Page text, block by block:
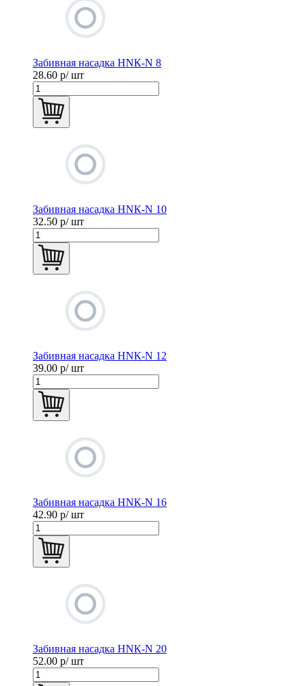
Забивная насадка HNК-N 8
28.60 р/ шт
Забивная насадка HNК-N 10
32.50 р/ шт
Забивная насадка HNК-N 12
39.00 р/ шт
Забивная насадка HNК-N 16
42.90 р/ шт
Забивная насадка HNК-N 20
52.00 р/ шт